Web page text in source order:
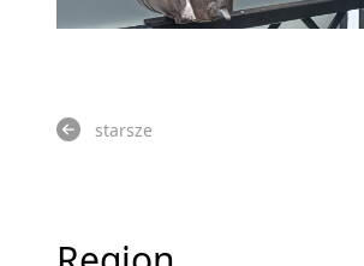
starsze